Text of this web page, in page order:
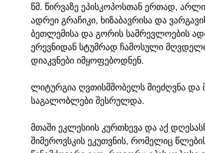
წმ. წირვაზე ეპისკოპოსთან ერთად,
ადრეი გრაჩიკი, ხიზაბავრისა და
ბეთლემისა და გორის სამრევლოების
ერევნიდან სტუმრად ჩამოსული
დიაკვნები იმყოფებოდნენ.
ლიტურგია ღვთისმშობელს მიეძღვნა
საგალობლები შესრულდა.
მთაში ეკლესიის კურთხევა და აქ
შიმეროვსკის ეკუთვნის, რომელიც